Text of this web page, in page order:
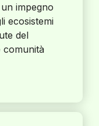
impegno
ecosistemi
del
comunità